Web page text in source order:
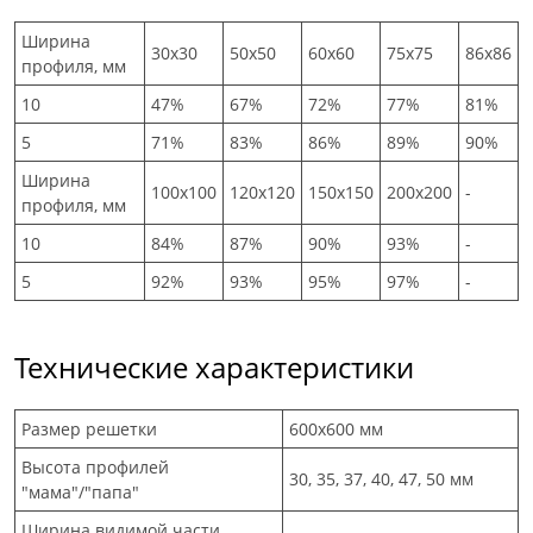
Ширина
профиля, мм
30x30 50x50 60x60 75x75 86x86
10 47% 67% 72% 77%
81%
5
71% 83% 86% 89%
90%
Ширина
профиля, мм
100x100 120x120 150x150 200x200 -
10 84% 87% 90% 93%
-
5
92% 93% 95% 97% -
Технические характеристики
Размер решетки
600x600 мм
Высота профилей
"мама"/"папа"
30, 35, 37, 40, 47, 50 мм